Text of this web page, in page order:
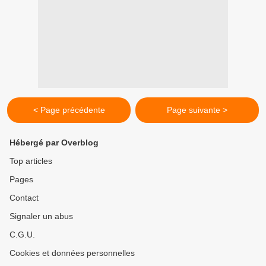
< Page précédente Page suivante >
Hébergé par Overblog
Top articles
Pages
Contact
Signaler un abus
C.G.U.
Cookies et données personnelles